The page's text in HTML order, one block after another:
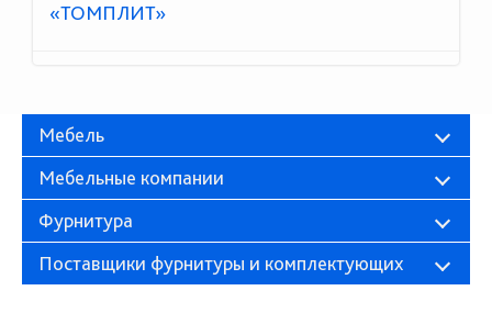
«ТОМПЛИТ»
Мебель
Мебельные компании
Фурнитура
Поставщики фурнитуры и комплектующих